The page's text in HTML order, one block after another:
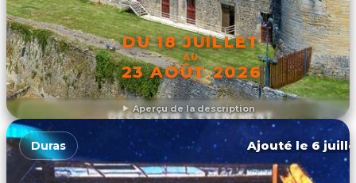
Aperçu de la description
DU 18 JUILLET
AU
23 AOÛT 2026
DÉCOUVRIR L'ÉVÉNEMENT
Duras Ajouté le 6